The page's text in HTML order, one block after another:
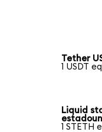
Tether
1 USDT
Liquid
1 STETH